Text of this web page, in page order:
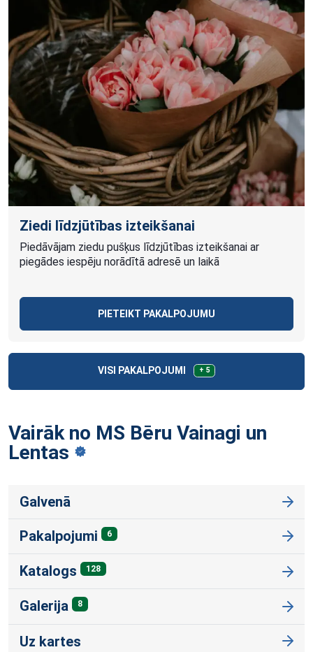
Ziedi līdzjūtības izteikšanai
Piedāvājam ziedu pušķus līdzjūtības izteikšanai ar
piegādes iespēju norādītā adresē un laikā
PIETEIKT PAKALPOJUMU
VISI PAKALPOJUMI + 5
Vairāk no MS Bēru Vainagi un
Lentas
Galvenā
Pakalpojumi 6
Katalogs 128
Galerija 8
Uz kartes